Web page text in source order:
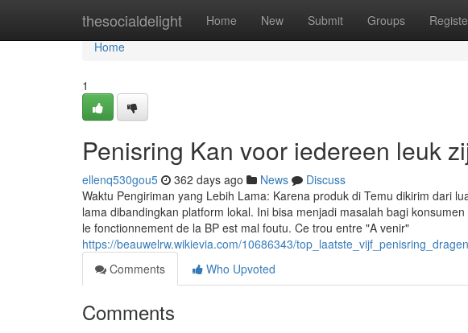
thesocialdelight Home New Submit Groups
Home
Home
1
Penisring Kan voor iedereen leuk
ellenq530gou5 362 days ago News
Discuss
Waktu Pengiriman yang Lebih Lama: Karena produk di Temu dikirim dari
lama dibandingkan platform lokal. Ini bisa menjadi masalah bagi
le fonctionnement de la BP est mal foutu. Ce trou entre "A venir"
https://beauwelrw.wikievia.com/10686343/
Comments
Who Upvoted
Comments